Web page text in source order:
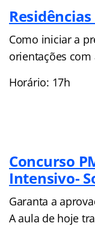
Residências
Como iniciar a
orientações com
Horário: 17h
Concurso
Intensivo-
Garanta a
A aula de hoje